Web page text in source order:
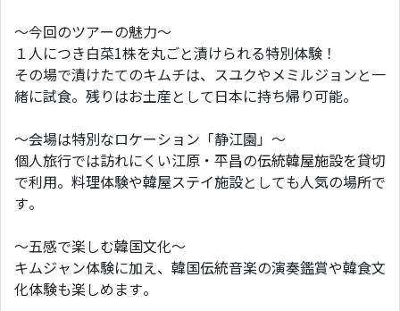
～今回のツアーの魅力～
１人につき白菜1株を丸ごと漬けられる特別体験！
その場で漬けたてのキムチは、スユクやメミルジョンと一
緒に試食。残りはお土産として日本に持ち帰り可能。
～会場は特別なロケーション「静江園」～
個人旅行では訪れにくい江原・平昌の伝統韓屋施設を貸切
で利用。料理体験や韓屋ステイ施設としても人気の場所で
す。
～五感で楽しむ韓国文化～
キムジャン体験に加え、韓国伝統音楽の演奏鑑賞や韓食文
化体験も楽しめます。